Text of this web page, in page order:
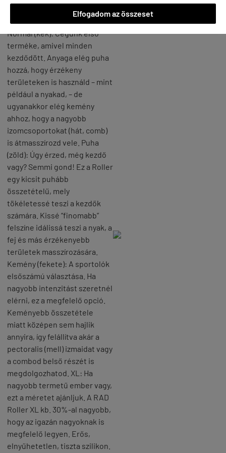
Elfogadom az összeset
adductor-ok.
MELYIKET VÁLASZD?
Normál (kék): Cégünk első
terméke, amivel minden
kezdődött. Anyaga elég puha
hozzá, hogy érzékeny
területeken is használd – mint
például a nyakad, – de
ugyanakkor elég kemény
ahhoz, hogy a nagyobb
izomcsoportokat (hát, comb)
is átmasszírozd vele. Puha
(zöld): Úgy érzed, még kezdő
vagy? Semmi gond! Ez a Roller
egy kicsit puhább
összetételű, mely
tökéletessé teszi a kezdők
számára. Kissé “finomabb”
felszíne idálissá teszi a nyak, a
fej és más érzékenyebb
területek masszírozására.
Kemény (fekete): A sportolók
elsőszámú választása. Ha
nagyobb intenzitást szeretnél
elérni, ez a megfelelő opció.
Keményebb összetétele
miatt középen sem hajlik
annyira, így felállítva akár a
pectoralis (mell) izmaidat vagy
a combod belső részét is
megdolgozhatod. XL: Ha
nagyobb termetű ember vagy,
ezt a méretet ajánljuk. A RAD
Roller XL kb. 30%-al nagyobb,
hogy az igazán nagyoknak is
megfelelő legyen. Erős,
elnyűhetetlen, tiszta szilikon.